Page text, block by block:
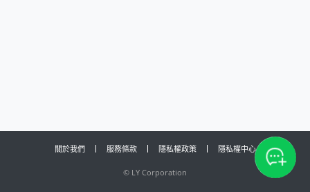
關於我們 服務條款 隱私權政策 隱私權中心
© LY Corporation